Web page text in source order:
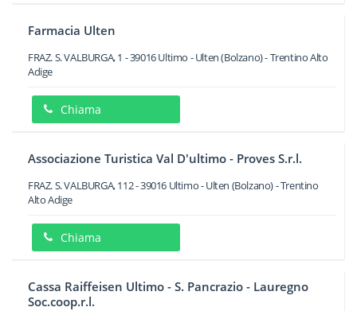
Farmacia Ulten
FRAZ. S. VALBURGA, 1 -39016Ultimo - Ulten(Bolzano) -Trentino Alto
Adige
Chiama
Associazione Turistica Val D'ultimo - Proves S.r.l.
FRAZ. S. VALBURGA, 112-39016 Ultimo - Ulten (Bolzano) -Trentino
Alto Adige
Chiama
Cassa Raiffeisen Ultimo - S. Pancrazio - Lauregno
Soc.coop.r.l.